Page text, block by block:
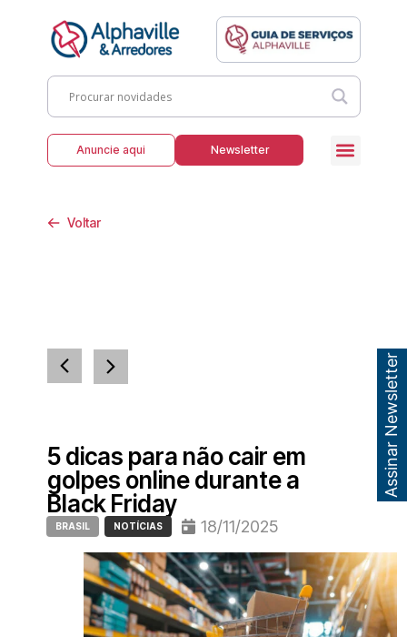
Anuncie aqui Newsletter
Voltar
5 dicas para não cair em
golpes online durante a
Black Friday
BRASIL NOTÍCIAS 18/11/2025
Assinar Newsletter